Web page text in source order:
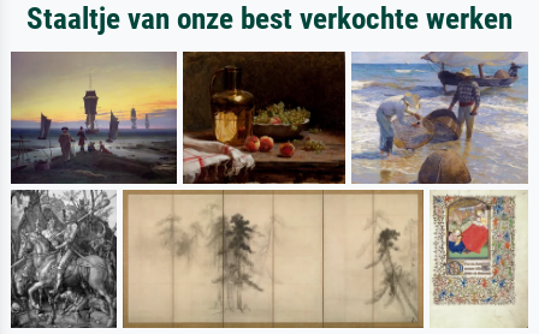
Staaltje van onze best verkochte werken